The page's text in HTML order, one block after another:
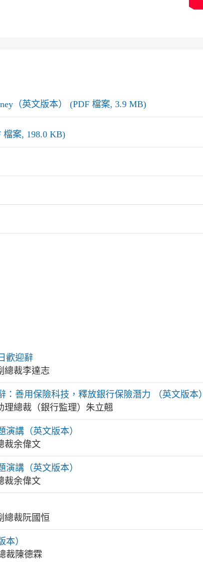
（英文版本） (PDF 檔案, 3.9 MB)
案, 198.0 KB)
歡迎辭
總裁李達志
：善用保險科技，釋放銀行保險潛力 （英文版本）
理總裁（銀行監理）朱立翹
演講（英文版本）
裁余偉文
演講（英文版本）
裁余偉文
總裁阮國恒
）
裁陳德霖